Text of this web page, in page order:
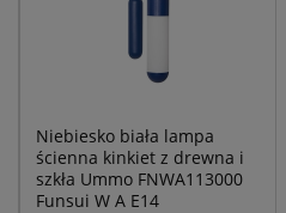
Niebiesko biała lampa
ścienna kinkiet z drewna i
szkła Ummo FNWA113000
Funsui W A E14